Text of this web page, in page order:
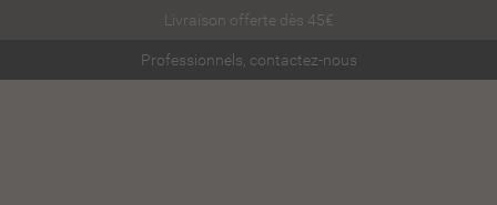
Livraison offerte dès 45€
Professionnels, contactez-nous